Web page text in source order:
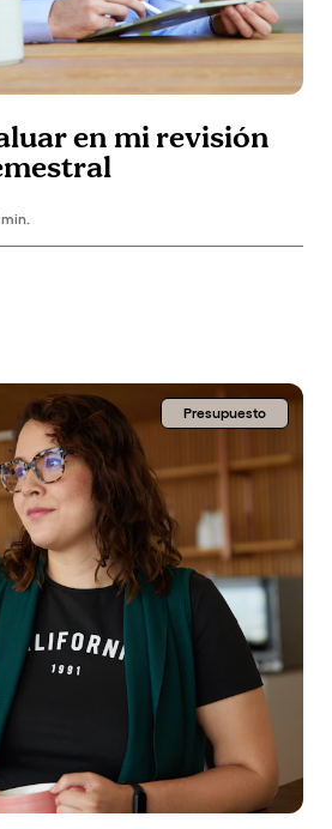
en mi revisión
Presupuesto